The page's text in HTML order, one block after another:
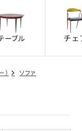
ソファ